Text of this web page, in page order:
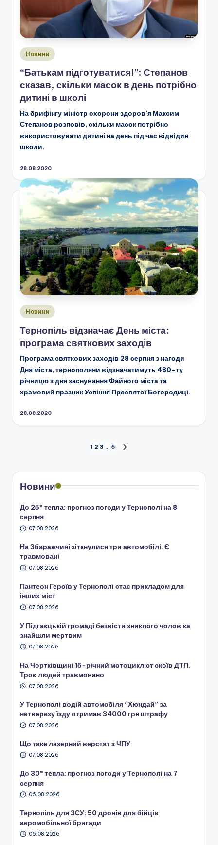
Опубліковано
Новини
“Батькам підготуватися!”: Степанов
сказав, скільки масок в день потрібно
дитині в школі
На брифінгу міністр охорони здоров’я Максим
Степанов розповів, скільки масок потрібно
використовувати дитині на день під час відвідин
школи.
28.08.2020
Опубліковано
Новини
Тернопіль відзначає День міста:
програма святкових заходів
Програма святкових заходів 28 серпня з нагоди
Дня міста, тернополяни відзначатимуть 480-ту
річницю з дня заснування Файного міста та
храмовий празник Успіння Пресвятої Богородиці.
28.08.2020
записів
1 2 3 … 5
Новини
До 25° тепла: прогноз погоди у Тернополі на 8
серпня
07.08.2026
На Збаражчині зіткнулися три автомобілі. Є
травмовані
07.08.2026
Пантеон Героїв у Тернополі стає прикладом для
інших міст
07.08.2026
У Підгаєцькій громаді безвісти зниклого чоловіка
знайшли мертвим
07.08.2026
На Чортківщині 15-річний мотоцикліст скоїв ДТП.
Троє людей травмовано
07.08.2026
У Тернополі водій автомобіля “Хюндай” за
нетверезу їзду отримав 34000 грн штрафу
07.08.2026
Що таке лазерний верстат з ЧПУ
07.08.2026
До 30° тепла: прогноз погоди у Тернополі на 7
серпня
06.08.2026
Тернопіль для ЗСУ: 50 дронів для бійців
аеромобільної бригади
06.08.2026